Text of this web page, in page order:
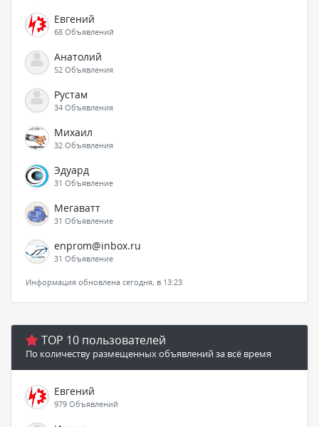
Евгений
68 Объявлений
Анатолий
52 Объявления
Рустам
34 Объявления
Михаил
32 Объявления
Эдуард
31 Объявление
Мегаватт
31 Объявление
enprom@inbox.ru
31 Объявление
Информация обновлена сегодня, в 13:23
TOP 10 пользователей
По количеству размещенных объявлений за всё время
Евгений
979 Объявлений